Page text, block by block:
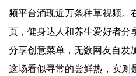
频平台涌现近万条种草视频。
页，健身达人和养生爱好者分
分享创意菜单，无数网友自发
这场看似寻常的尝鲜热，实则